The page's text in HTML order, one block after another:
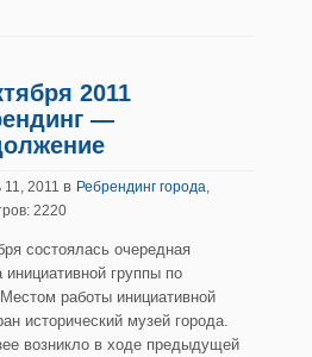
2011
—
2011 в Ребрендинг города
2220
состоялась очередная
инициативной группы по
работы инициативной
исторический музей города.
возникло в ходе предыдущей